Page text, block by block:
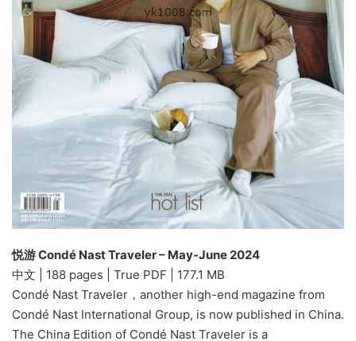
悦游 Condé Nast Traveler – May-June 2024
中文 | 188 pages | True PDF | 177.1 MB
Condé Nast Traveler，another high-end magazine from
Condé Nast International Group, is now published in China.
The China Edition of Condé Nast Traveler is a